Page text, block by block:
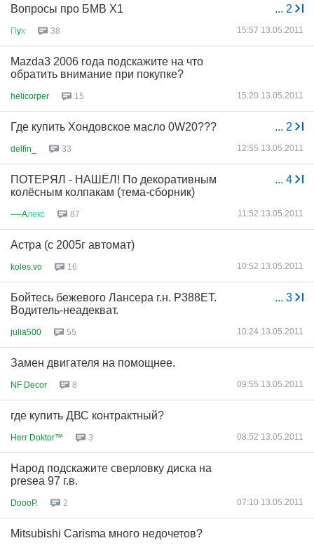
... 2
Вопросы про БМВ Х1
Пyх 38 15:57 13.05.2011
Mazda3 2006 года подскажите на что
обратить внимание при покупке?
helicorper 15 15:20 13.05.2011
... 2
Где купить Хондовское масло 0W20???
delfin_ 33 12:55 13.05.2011
... 4
ПОТЕРЯЛ - НАШЁЛ! По декоративным
колёсным колпакам (тема-сборник)
----Aлекс 87 11:52 13.05.2011
Астра (с 2005г автомат)
koles.vo 16 10:52 13.05.2011
... 3
Бойтесь бежевого Лансера г.н. Р388ЕТ.
Водитель-неадекват.
julia500 55 10:24 13.05.2011
Замен двигателя на помощнее.
NF Decor 8 09:55 13.05.2011
где купить ДВС контрактный?
Herr Doktor™ 3 08:52 13.05.2011
Народ подскажите сверловку диска на
presea 97 г.в.
DoooP. 2 07:10 13.05.2011
Mitsubishi Carisma много недочетов?